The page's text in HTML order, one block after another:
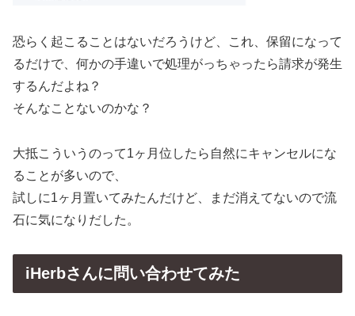
恐らく起こることはないだろうけど、これ、保留になって
るだけで、何かの手違いで処理がっちゃったら請求が発生
するんだよね？
そんなことないのかな？
大抵こういうのって1ヶ月位したら自然にキャンセルにな
ることが多いので、
試しに1ヶ月置いてみたんだけど、まだ消えてないので流
石に気になりだした。
iHerbさんに問い合わせてみた